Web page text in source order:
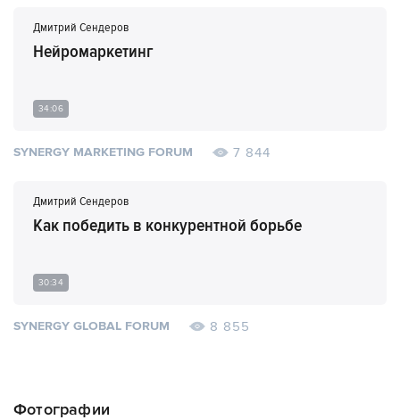
Дмитрий Сендеров
Нейромаркетинг
34:06
SYNERGY MARKETING FORUM 7 844
Дмитрий Сендеров
Как победить в конкурентной борьбе
30:34
SYNERGY GLOBAL FORUM 8 855
Фотографии